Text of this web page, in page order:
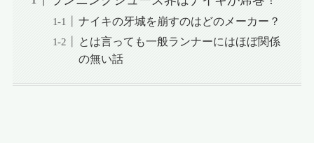
ナイキの牙城を崩すのはどのメーカー？
とは言っても一般ランナーにはほぼ関係
の無い話